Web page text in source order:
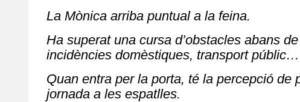
La Mònica arriba puntual a la feina.
Ha superat una cursa d’obstacles abans
incidències domèstiques, transport públic…
Quan entra per la porta, té la percepció
jornada a les espatlles.